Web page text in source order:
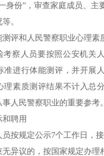
身份”，审查家庭成员、主
。
测评和人民警察职业心理素
考察人员要按照公安机关
准进行体能测评，并开展
理素质测评结果不计入总
人民警察职业的重要参考。
和聘用
按规定公示7个工作日，接
异议的，按国家规定办理